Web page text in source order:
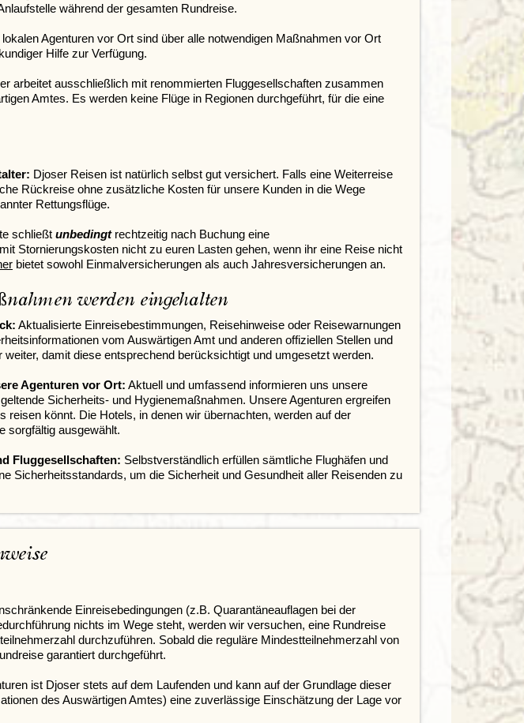
während der gesamten Rundreise.
Agenturen vor Ort sind über alle notwendigen Maßnahmen vor Ort
Hilfe zur Verfügung.
arbeitet ausschließlich mit renommierten Fluggesellschaften zusammen
Amtes. Es werden keine Flüge in Regionen durchgeführt, für die eine
Djoser Reisen ist natürlich selbst gut versichert. Falls eine Weiterreise
Rückreise ohne zusätzliche Kosten für unsere Kunden in die Wege
Rettungsflüge.
schließt unbedingt rechtzeitig nach Buchung eine
Stornierungskosten nicht zu euren Lasten gehen, wenn ihr eine Reise nicht
bietet sowohl Einmalversicherungen als auch Jahresversicherungen an.
werden eingehalten
Aktualisierte Einreisebestimmungen, Reisehinweise oder Reisewarnungen
vom Auswärtigen Amt und anderen offiziellen Stellen und
damit diese entsprechend berücksichtigt und umgesetzt werden.
Agenturen vor Ort: Aktuell und umfassend informieren uns unsere
Sicherheits- und Hygienemaßnahmen. Unsere Agenturen ergreifen
könnt. Die Hotels, in denen wir übernachten, werden auf der
sorgfältig ausgewählt.
Fluggesellschaften: Selbstverständlich erfüllen sämtliche Flughäfen und
Sicherheitsstandards, um die Sicherheit und Gesundheit aller Reisenden zu
Einreisebedingungen (z.B. Quarantäneauflagen bei der
nichts im Wege steht, werden wir versuchen, eine Rundreise
durchzuführen. Sobald die reguläre Mindestteilnehmerzahl von
garantiert durchgeführt.
ist Djoser stets auf dem Laufenden und kann auf der Grundlage dieser
des Auswärtigen Amtes) eine zuverlässige Einschätzung der Lage vor